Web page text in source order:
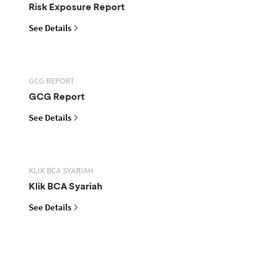
Risk Exposure Report
See Details
GCG REPORT
GCG Report
See Details
KLIK BCA SYARIAH
Klik BCA Syariah
See Details